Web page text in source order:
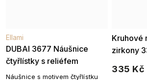
DUBAI 3677 Náušnice
čtyřlístky s reliéfem
Ellami
Náušnice s motivem čtyřlístku
Kruhové
zirkony
335 Kč